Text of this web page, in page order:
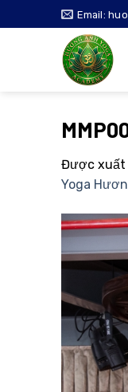
qua
Email:
Được xuất
Yoga